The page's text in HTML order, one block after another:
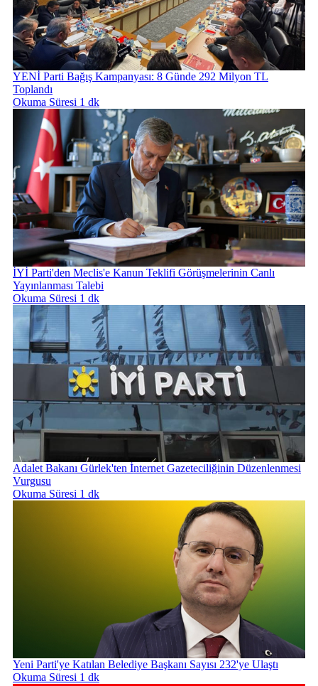
YENİ Parti Bağış Kampanyası: 8 Günde 292 Milyon TL
Toplandı
Okuma Süresi 1 dk
İYİ Parti'den Meclis'e Kanun Teklifi Görüşmelerinin Canlı
Yayınlanması Talebi
Okuma Süresi 1 dk
Adalet Bakanı Gürlek'ten İnternet Gazeteciliğinin Düzenlenmesi
Vurgusu
Okuma Süresi 1 dk
Yeni Parti'ye Katılan Belediye Başkanı Sayısı 232'ye Ulaştı
Okuma Süresi 1 dk